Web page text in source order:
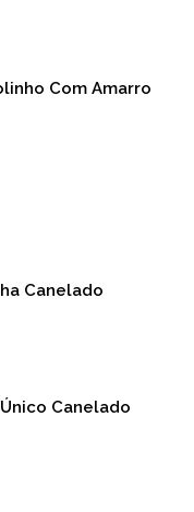
Com Amarro
Canelado
Canelado